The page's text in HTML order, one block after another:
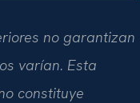
no garantizan
varían. Esta
constituye